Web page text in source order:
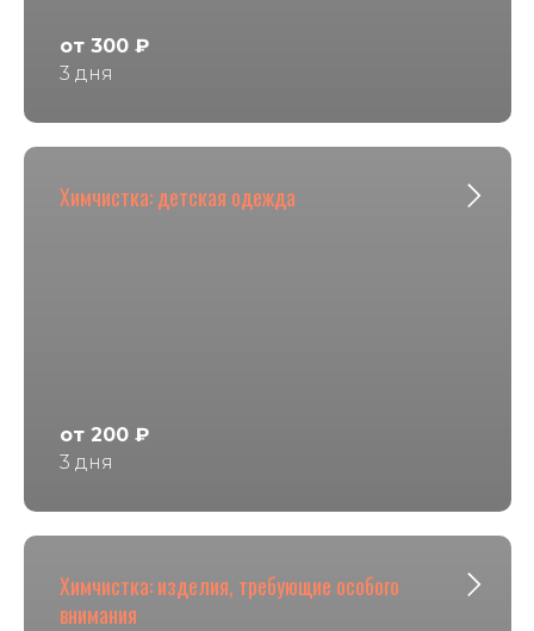
от 300 ₽
3 дня
Химчистка: детская одежда
от 200 ₽
3 дня
Химчистка: изделия, требующие особого
внимания